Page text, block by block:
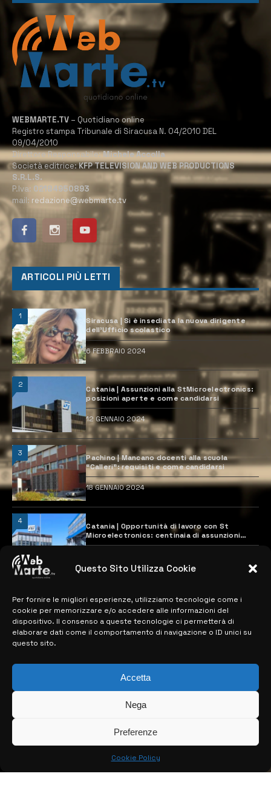
Questo Sito Utilizza Cookie
Per fornire le migliori esperienze, utilizziamo tecnologie come i
cookie per memorizzare e/o accedere alle informazioni del
dispositivo. Il consenso a queste tecnologie ci permetterà di
elaborare dati come il comportamento di navigazione o ID unici su
questo sito.
Accetta
Nega
Preferenze
Cookie Policy
WEBMARTE.TV – Quotidiano online
Registro stampa Tribunale di Siracusa N. 04/2010 DEL
09/04/2010
Direttore Responsabile:Michele Accolla
Società editrice:KFP TELEVISION AND WEB PRODUCTIONS
S.R.L.S.
P.Iva: 02184950893
mail: redazione@webmarte.tv
ARTICOLI PIÙ LETTI
1
Siracusa | Si è insediata la nuova dirigente
dell’Ufficio scolastico
6 FEBBRAIO 2024
2
Catania | Assunzioni alla StMicroelectronics:
posizioni aperte e come candidarsi
12 GENNAIO 2024
3
Pachino | Mancano docenti alla scuola
“Calleri”: requisiti e come candidarsi
18 GENNAIO 2024
4
Catania | Opportunità di lavoro con St
Microelectronics: centinaia di assunzioni
previste
MAPPA DEL SITO
> NOTIZIE